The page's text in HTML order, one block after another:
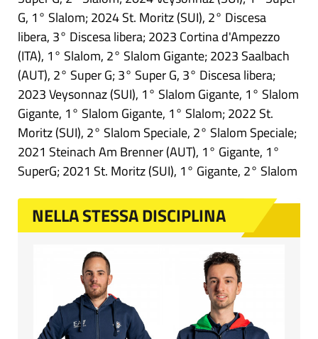
G, 1° Slalom; 2024 St. Moritz (SUI), 2° Discesa
libera, 3° Discesa libera; 2023 Cortina d'Ampezzo
(ITA), 1° Slalom, 2° Slalom Gigante; 2023 Saalbach
(AUT), 2° Super G; 3° Super G, 3° Discesa libera;
2023 Veysonnaz (SUI), 1° Slalom Gigante, 1° Slalom
Gigante, 1° Slalom Gigante, 1° Slalom; 2022 St.
Moritz (SUI), 2° Slalom Speciale, 2° Slalom Speciale;
2021 Steinach Am Brenner (AUT), 1° Gigante, 1°
SuperG; 2021 St. Moritz (SUI), 1° Gigante, 2° Slalom
NELLA STESSA DISCIPLINA